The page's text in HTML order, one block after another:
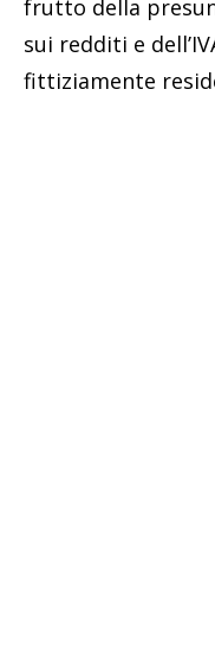
frutto della
sui redditi e
fittiziamente